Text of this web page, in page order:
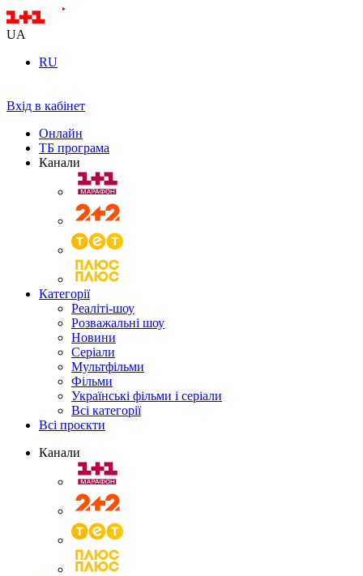
UA
RU
Вхід в кабінет
Онлайн
ТБ програма
Канали
Категорії
Реаліті-шоу
Розважальні шоу
Новини
Серіали
Мультфільми
Фільми
Українські фільми і серіали
Всі категорії
Всі проєкти
Канали